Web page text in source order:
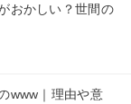
おかしい？世間の
www｜理由や意